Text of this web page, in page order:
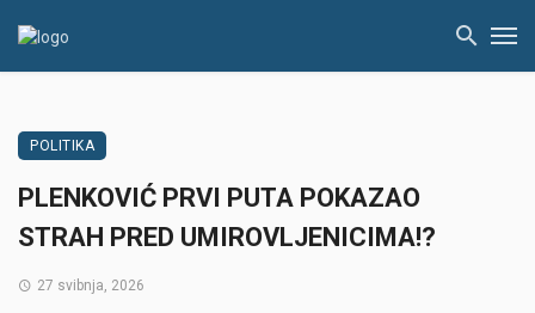
POLITIKA
PLENKOVIĆ PRVI PUTA POKAZAO
STRAH PRED UMIROVLJENICIMA!?
27 svibnja, 2026